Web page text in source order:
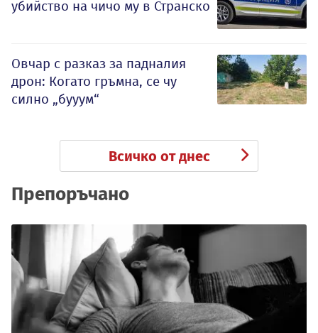
убийство на чичо му в Странско
Овчар с разказ за падналия
дрон: Когато гръмна, се чу
силно „бууум“
Всичко от днес
Препоръчано